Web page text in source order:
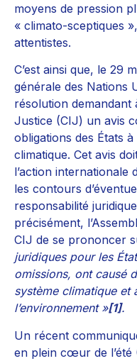
moyens de pression
« climato-sceptiques
attentistes.
C’est ainsi que, le 29
générale des Nations
résolution demandant
Justice (CIJ) un avis
obligations des États
climatique. Cet avis
l’action internationale
les contours
responsabilité
précisément,
CIJ de se prononcer
juridiques pour les
omissions, ont causé
système climatique et
l’environnement »[1].
Un récent
en plein cœur de l’été